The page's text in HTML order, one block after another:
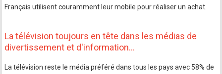
Français utilisent couramment leur mobile pour réaliser un achat.
La télévision toujours en tête dans les médias de
divertissement et d'information…
La télévision reste le média préféré dans tous les pays avec 58% de